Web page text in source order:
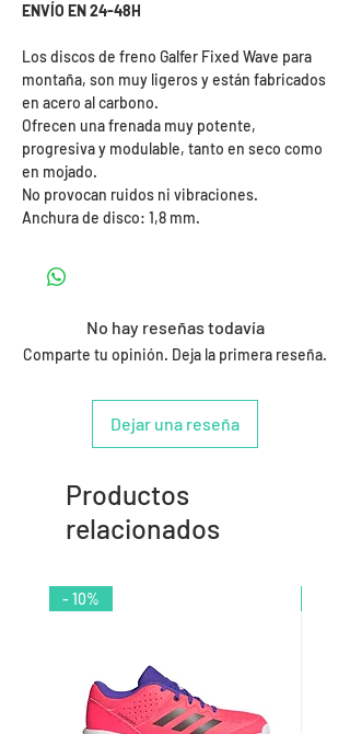
ENVÍO EN 24-48H
Los discos de freno Galfer Fixed Wave para
montaña, son muy ligeros y están fabricados
en acero al carbono.
Ofrecen una frenada muy potente,
progresiva y modulable, tanto en seco como
en mojado.
No provocan ruidos ni vibraciones.
Anchura de disco: 1,8 mm.
No hay reseñas todavía
Comparte tu opinión. Deja la primera reseña.
Dejar una reseña
Productos
relacionados
- 10%